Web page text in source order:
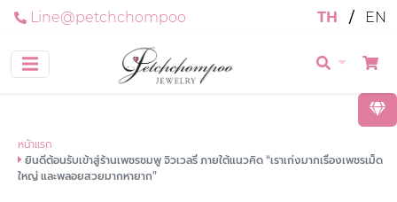
Line@petchchompoo TH / EN
หน้าแรก
ยินดีต้อนรับเข้าสู่ร้านเพชรชมพู จิวเวลรี่ ภายใต้แนวคิด “เราเก่งมากเรื่องเพชรเม็ด
ใหญ่ และพลอยสวยมากหายาก”